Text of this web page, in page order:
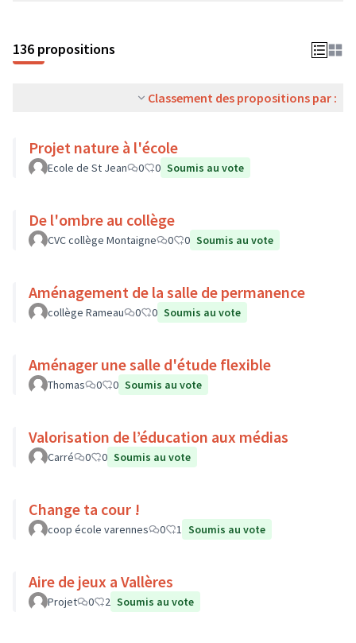
136 propositions
Classement des propositions par :
Projet nature à l'école
Ecole de St Jean 0 0 Soumis au vote
De l'ombre au collège
CVC collège Montaigne 0 0 Soumis au vote
Aménagement de la salle de permanence
collège Rameau 0 0 Soumis au vote
Aménager une salle d'étude flexible
Thomas 0 0 Soumis au vote
Valorisation de l’éducation aux médias
Carré 0 0 Soumis au vote
Change ta cour !
coop école varennes 0 1 Soumis au vote
Aire de jeux a Vallères
Projet 0 2 Soumis au vote